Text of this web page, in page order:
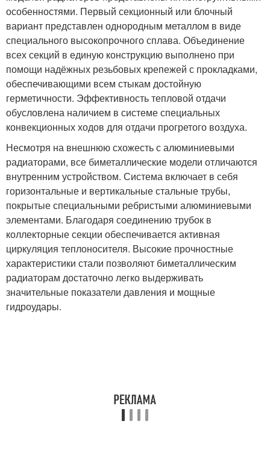
особенностями. Первый секционный или блочный
вариант представлен однородным металлом в виде
специального высокопрочного сплава. Объединение
всех секций в единую конструкцию выполнено при
помощи надёжных резьбовых крепежей с прокладками,
обеспечивающими всем стыкам достойную
герметичности. Эффективность тепловой отдачи
обусловлена наличием в системе специальных
конвекционных ходов для отдачи прогретого воздуха.
Несмотря на внешнюю схожесть с алюминиевыми
радиаторами, все биметаллические модели отличаются
внутренним устройством. Система включает в себя
горизонтальные и вертикальные стальные трубы,
покрытые специальными ребристыми алюминиевыми
элементами. Благодаря соединению трубок в
коллекторные секции обеспечивается активная
циркуляция теплоносителя. Высокие прочностные
характеристики стали позволяют биметаллическим
радиаторам достаточно легко выдерживать
значительные показатели давления и мощные
гидроудары.